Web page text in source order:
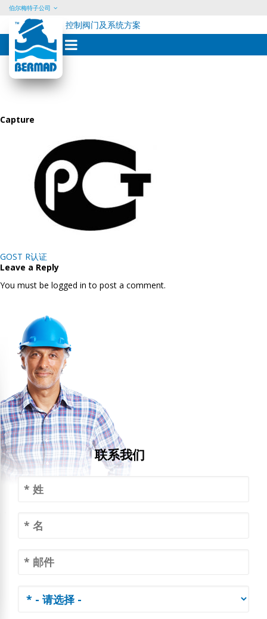
Skip
content
伯尔梅特子公司
控制阀门及系统方案
Capture
Post
navigation
GOST R认证
Leave a Reply
You must be logged in to post a comment.
联系我们